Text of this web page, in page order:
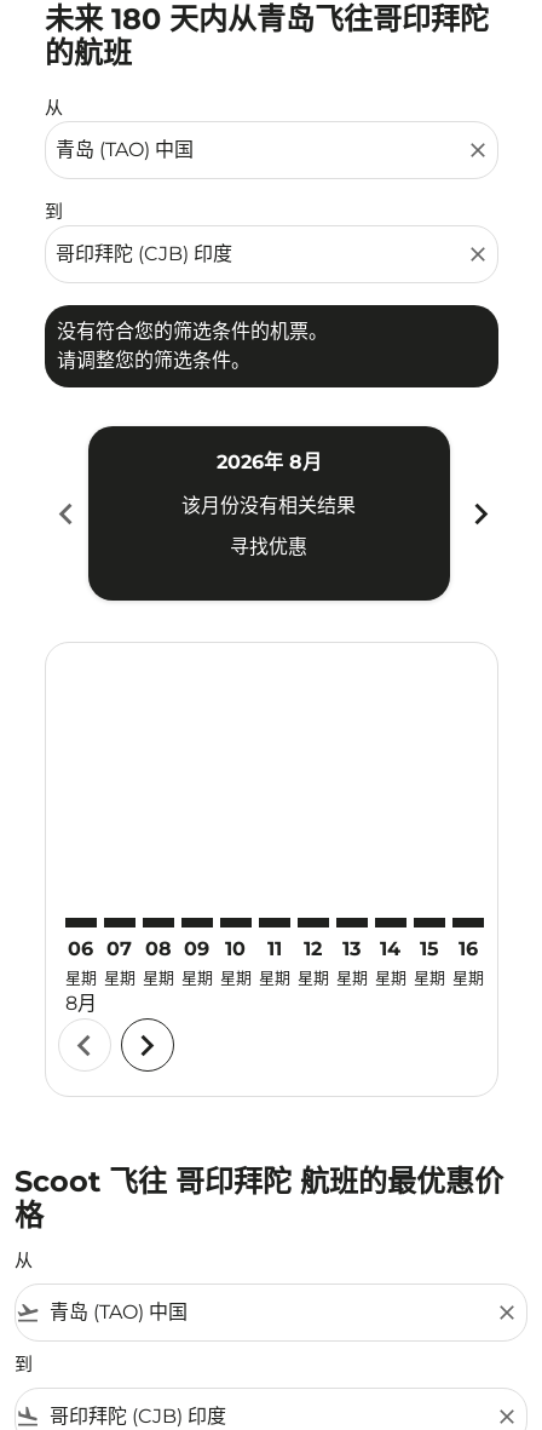
未来 180 天内从青岛飞往哥印拜陀
的航班
从
close
到
close
没有符合您的筛选条件的机票。
请调整您的筛选条件。
没有符合您的筛选条件的机票。请调整您的筛选条件。
chevron_left
2026年 8月
该月份没有相关结果
寻找优惠
chevron_right
06
星期
8月
07
星期
08
星期
09
星期
10
星期
11
星期
12
星期
13
星期
14
星期
15
星期
16
星期
chevron_left chevron_right
Scoot 飞往 哥印拜陀 航班的最优惠价
格
从
flight_takeoff close
到
flight_land close